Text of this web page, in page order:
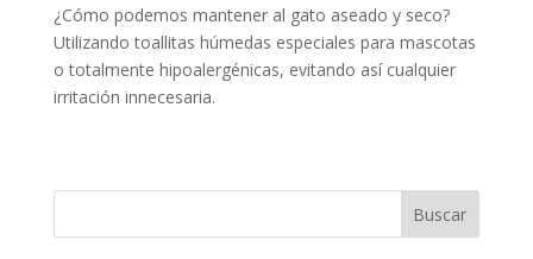
¿Cómo podemos mantener al gato aseado y seco?
Utilizando toallitas húmedas especiales para mascotas
o totalmente hipoalergénicas, evitando así cualquier
irritación innecesaria.